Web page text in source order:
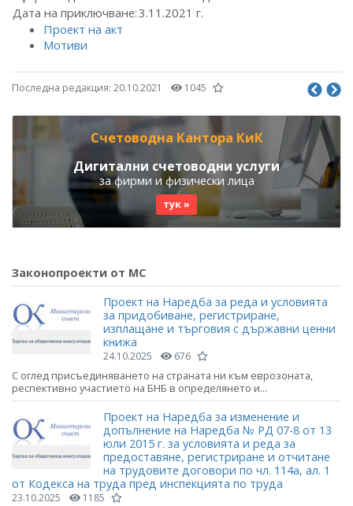
Дата на приключване:3.11.2021 г.
Проект на акт
Мотиви
Последна редакция: 20.10.2021 1045
Счетоводна Кантора КиК
Дигитални счетоводни услуги
за фирми и физически лица
тук »
Законопроекти от МС
Проект на Наредба за реда и условията
за придобиване, регистриране,
изплащане и търговия с държавни ценни
книжа
24.10.2025 676
С оглед присъединяването на страната ни към еврозоната,
респективно участието на БНБ в определянето и...
Проект на Наредба за изменение и
допълнение на Наредба № РД 07-8 от 13
юли 2015 г. за условията и реда за
предоставяне, регистриране и отчитане
на трудовите договори по чл. 114а, ал. 1
от Кодекса на труда пред инспекцията по труда
23.10.2025 1185